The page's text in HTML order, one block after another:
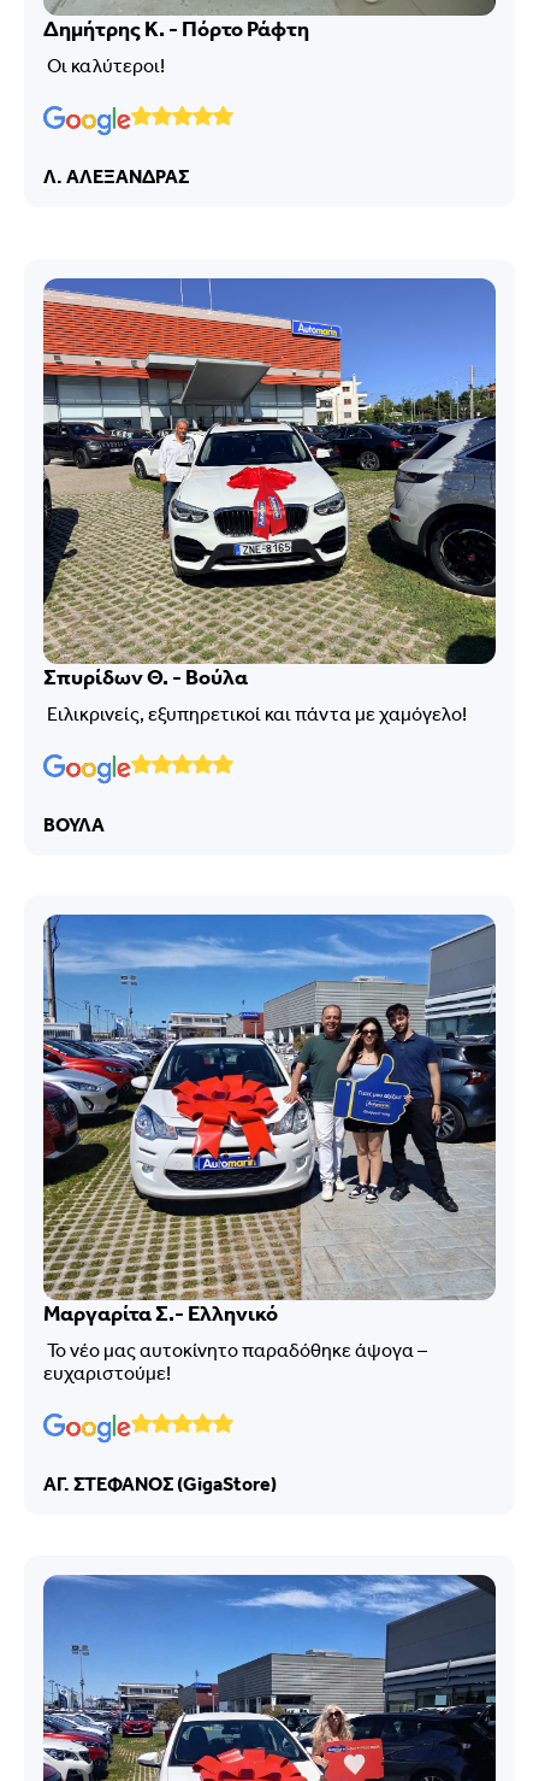
Δημήτρης Κ. - Πόρτο Ράφτη
Οι καλύτεροι!
Λ. ΑΛΕΞΑΝΔΡΑΣ
Σπυρίδων Θ. - Βούλα
Ειλικρινείς, εξυπηρετικοί και πάντα με χαμόγελο!
ΒΟΥΛΑ
Μαργαρίτα Σ.- Ελληνικό
Το νέο μας αυτοκίνητο παραδόθηκε άψογα –
ευχαριστούμε!
ΑΓ. ΣΤΕΦΑΝΟΣ (GigaStore)